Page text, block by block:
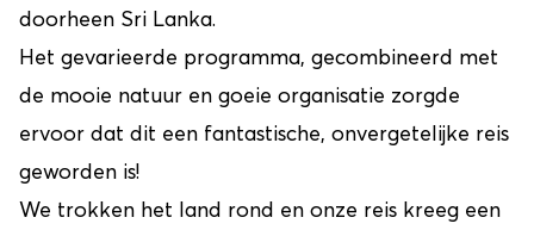
doorheen Sri Lanka.
Het gevarieerde programma, gecombineerd met
de mooie natuur en goeie organisatie zorgde
ervoor dat dit een fantastische, onvergetelijke reis
geworden is!
We trokken het land rond en onze reis kreeg een